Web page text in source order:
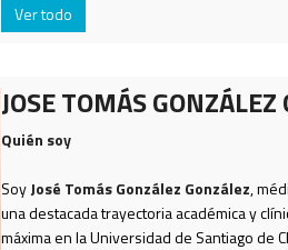
Ver todo
JOSE TOMÁS GONZÁLEZ
Quién soy
SoyJosé Tomás González González,
una destacada trayectoria académica y
máxima en la Universidad de Santiago de